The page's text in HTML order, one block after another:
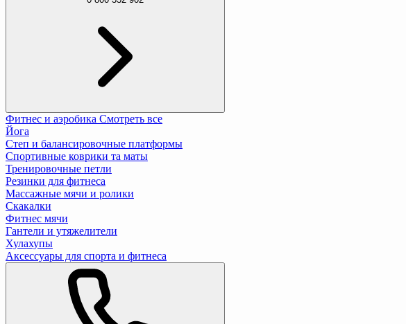
Фитнес и аэробика Смотреть все
Йога
Степ и балансировочные платформы
Спортивные коврики та маты
Тренировочные петли
Резинки для фитнеса
Массажные мячи и ролики
Скакалки
Фитнес мячи
Гантели и утяжелители
Хулахупы
Аксессуары для спорта и фитнеса